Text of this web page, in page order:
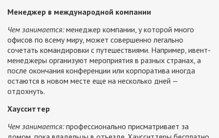
Менеджер в международной компании
Чем занимается:менеджер компании, у которой много
офисов по всему миру, может совершенно легально
сочетать командировки с путешествиями. Например, ивент-
менеджеры организуют мероприятия в разных странах, а
после окончания конференции или корпоратива иногда
остаются в новом месте еще на несколько дней —
отдохнуть.
Хаусситтер
Чем занимается:профессионально присматривает за